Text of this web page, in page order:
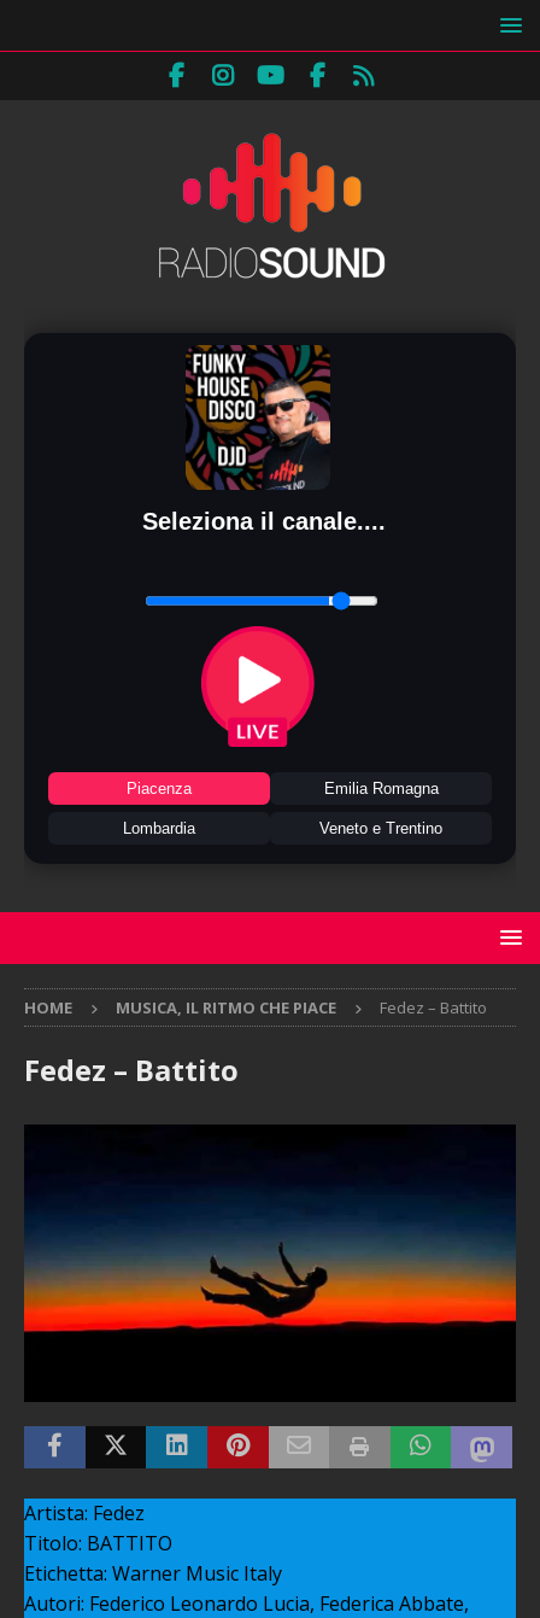
Seleziona il canale....
Piacenza Emilia Romagna
Lombardia Veneto e Trentino
HOME MUSICA, IL RITMO CHE PIACE Fedez – Battito
Fedez – Battito
Artista: Fedez
Titolo: BATTITO
Etichetta: Warner Music Italy
Autori: Federico Leonardo Lucia, Federica Abbate,